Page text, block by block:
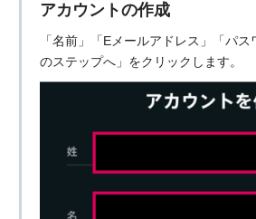
アカウントの作成
「名前」「Eメールアドレス」「パ
のステップへ」をクリックします。